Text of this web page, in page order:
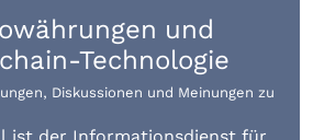
und
Technologie
Diskussionen und Meinungen zu